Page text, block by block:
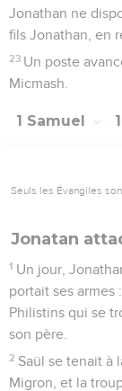
Jonathan ne
fils Jonathan, en
23 Un poste
Micmash.
1 Samuel
Seuls les Évangiles
Jonatan
1 Un jour,
portait ses armes
Philistins qui se
son père.
2 Saül se tenait à
Migron, et la